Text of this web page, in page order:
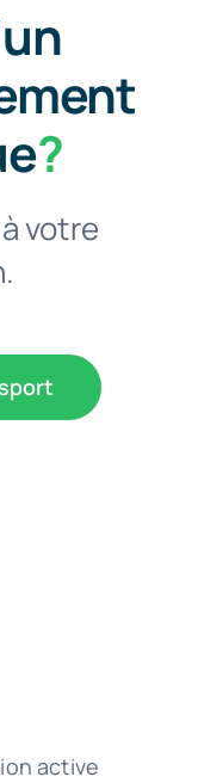
?
votre
active